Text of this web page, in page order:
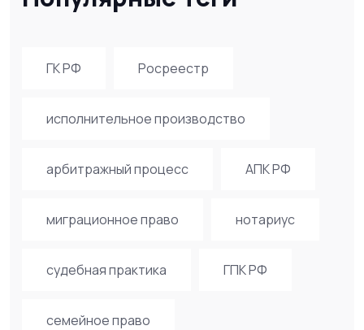
ГК РФ Росреестр
исполнительное производство
арбитражный процесс АПК РФ
миграционное право нотариус
судебная практика ГПК РФ
семейное право